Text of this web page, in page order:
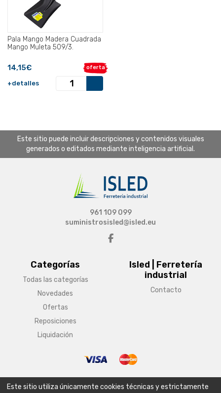
Pala Mango Madera Cuadrada
Mango Muleta 509/3.
oferta
14,15€
+detalles
Este sitio puede incluir descripciones y contenidos visuales
generados o editados mediante inteligencia artificial.
Categorías
Todas las categorías
Novedades
Ofertas
Reposiciones
Liquidación
Isled | Ferretería
industrial
Contacto
961 109 099
suministrosisled@isled.eu
Este sitio utiliza únicamente cookies técnicas y estrictamente